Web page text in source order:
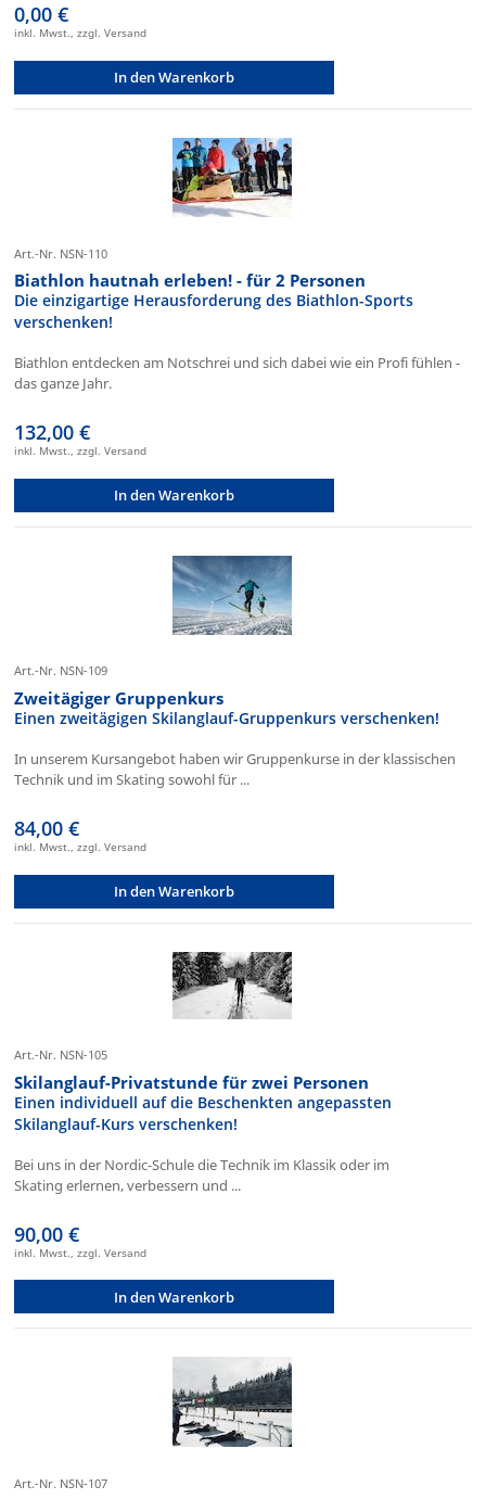
0,00 €
inkl. Mwst., zzgl. Versand
In den Warenkorb
Art.-Nr. NSN-110
Biathlon hautnah erleben! - für 2 Personen
Die einzigartige Herausforderung des Biathlon-Sports
verschenken!
Biathlon entdecken am Notschrei und sich dabei wie ein Profi fühlen -
das ganze Jahr.
132,00 €
inkl. Mwst., zzgl. Versand
In den Warenkorb
Art.-Nr. NSN-109
Zweitägiger Gruppenkurs
Einen zweitägigen Skilanglauf-Gruppenkurs verschenken!
In unserem Kursangebot haben wir Gruppenkurse in der klassischen
Technik und im Skating sowohl für ...
84,00 €
inkl. Mwst., zzgl. Versand
In den Warenkorb
Art.-Nr. NSN-105
Skilanglauf-Privatstunde für zwei Personen
Einen individuell auf die Beschenkten angepassten
Skilanglauf-Kurs verschenken!
Bei uns in der Nordic-Schule die Technik im Klassik oder im
Skating erlernen, verbessern und ...
90,00 €
inkl. Mwst., zzgl. Versand
In den Warenkorb
Art.-Nr. NSN-107